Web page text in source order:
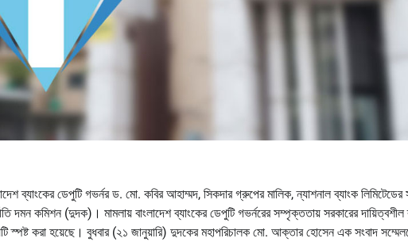
ব্যাংকের ডেপুটি গভর্নর ড. মো. কবির আহাম্মদ, সিকদার গ্রুপের মালিক, ন্যাশনাল ব্যাংক লিমিটেডের
দমন কমিশন (দুদক)। মামলায় বাংলাদেশ ব্যাংকের ডেপুটি গভর্নরের সম্পৃক্ততায় সরকারের
স্পষ্ট করা হয়েছে। বুধবার (২১ জানুয়ারি) দুদকের মহাপরিচালক মো. আক্তার হোসেন এক সংবাদ